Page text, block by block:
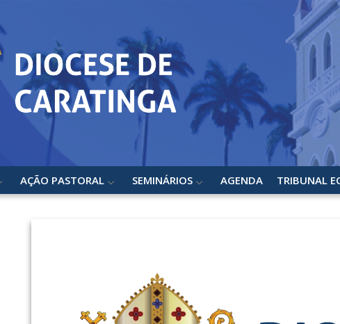
AÇÃO PASTORAL SEMINÁRIOS AGENDA TRIBUNAL